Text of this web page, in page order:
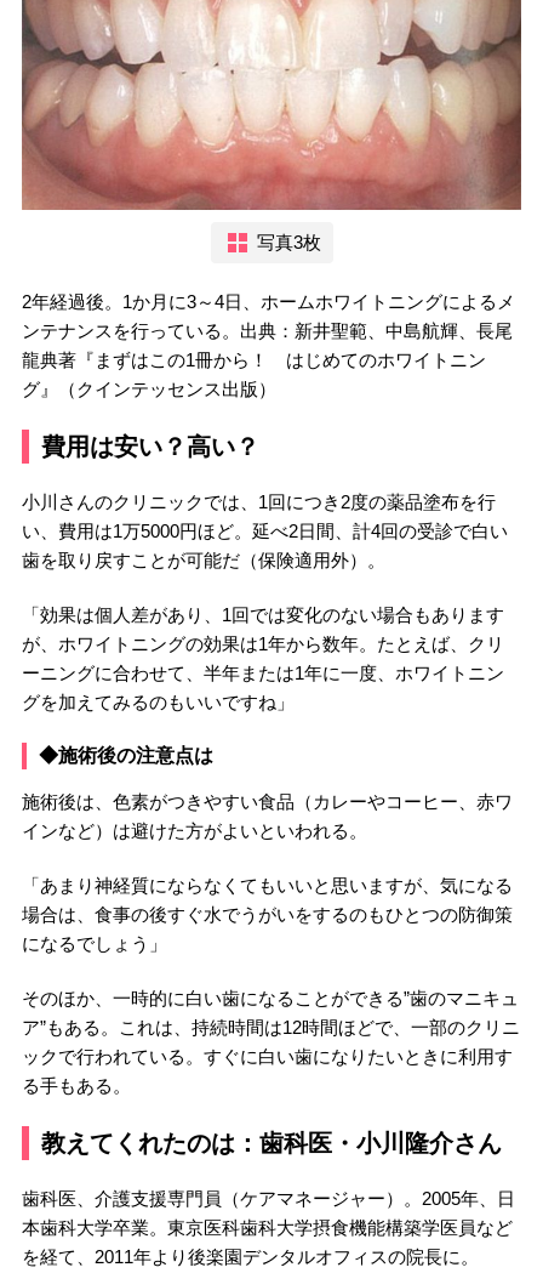
写真3枚
2年経過後。1か月に3～4日、ホームホワイトニングによるメ
ンテナンスを行っている。出典：新井聖範、中島航輝、長尾
龍典著『まずはこの1冊から！ はじめてのホワイトニン
グ』（クインテッセンス出版）
費用は安い？高い？
小川さんのクリニックでは、1回につき2度の薬品塗布を行
い、費用は1万5000円ほど。延べ2日間、計4回の受診で白い
歯を取り戻すことが可能だ（保険適用外）。
「効果は個人差があり、1回では変化のない場合もあります
が、ホワイトニングの効果は1年から数年。たとえば、クリ
ーニングに合わせて、半年または1年に一度、ホワイトニン
グを加えてみるのもいいですね」
◆施術後の注意点は
施術後は、色素がつきやすい食品（カレーやコーヒー、赤ワ
インなど）は避けた方がよいといわれる。
「あまり神経質にならなくてもいいと思いますが、気になる
場合は、食事の後すぐ水でうがいをするのもひとつの防御策
になるでしょう」
そのほか、一時的に白い歯になることができる”歯のマニキュ
ア”もある。これは、持続時間は12時間ほどで、一部のクリニ
ックで行われている。すぐに白い歯になりたいときに利用す
る手もある。
教えてくれたのは：歯科医・小川隆介さん
歯科医、介護支援専門員（ケアマネージャー）。2005年、日
本歯科大学卒業。東京医科歯科大学摂食機能構築学医員など
を経て、2011年より後楽園デンタルオフィスの院長に。